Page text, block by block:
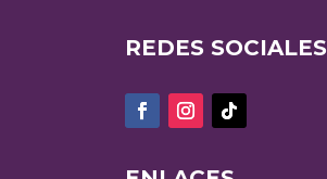
REDES SOCIALES